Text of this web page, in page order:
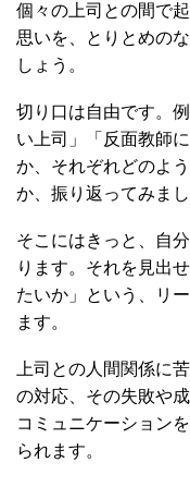
個々の上司との間で
思いを、とりとめの
しょう。
切り口は自由です。
い上司」「反面教師
か、それぞれどのよ
か、振り返ってみまし
そこにはきっと、自
ります。それを見出
たいか」という、リ
ます。
上司との人間関係に
の対応、その失敗や
コミュニケーション
られます。